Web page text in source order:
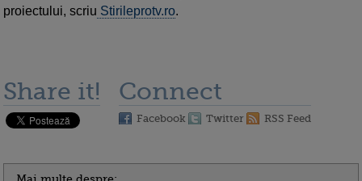
proiectului, scriu Stirileprotv.ro.
Share it! Connect
Facebook Twitter RSS Feed